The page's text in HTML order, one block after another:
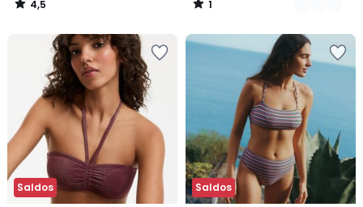
4,5
/
1
/
Saldos Saldos